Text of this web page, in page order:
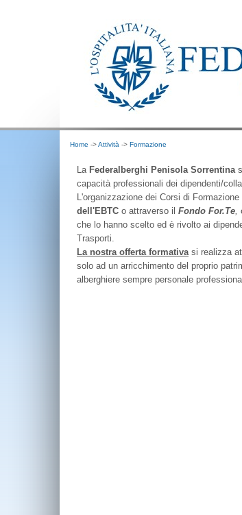
Home ->Attività -> Formazione
LaFederalberghi Penisola Sorrentina
capacità professionali dei dipendenti/
L'organizzazione dei Corsi di
dell'EBTC o attraverso il Fondo For.Te,
che lo hanno scelto ed è rivolto ai
Trasporti.
La nostra offerta formativasi realizza
solo ad un arricchimento del proprio
alberghiere sempre personale